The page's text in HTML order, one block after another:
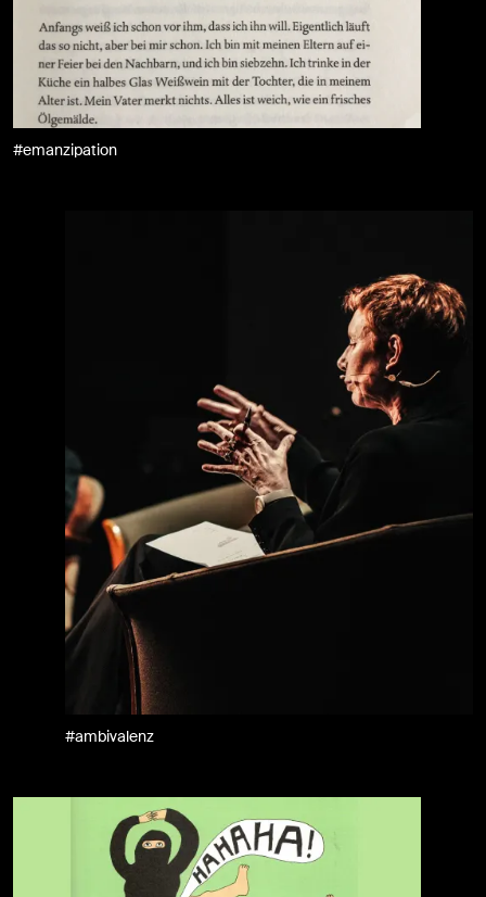
#emanzipation
#ambivalenz